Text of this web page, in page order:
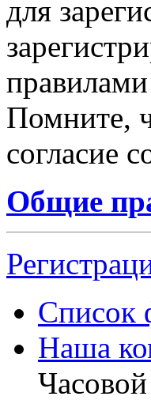
для
Помните,
согласие
Общие
Список
Наша